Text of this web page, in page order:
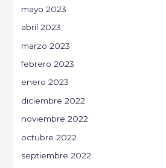
mayo 2023
abril 2023
marzo 2023
febrero 2023
enero 2023
diciembre 2022
noviembre 2022
octubre 2022
septiembre 2022